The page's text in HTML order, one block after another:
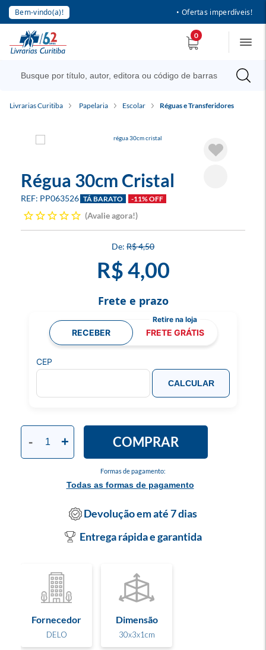
Bem-vindo(a)! • Ofertas imperdíveis!
0
Livrarias Curitiba Papelaria Escolar Réguas e Transferidores
Régua 30cm Cristal
PP063526 TÁ BARATO -11% OFF
Avalie agora!
R$ 4,50
R$ 4,00
Formas de pagamento:
Todas as formas de pagamento
- + COMPRAR
Frete e prazo
RECEBER FRETE GRÁTIS
CEP
CALCULAR
Devolução em até 7 dias
Entrega rápida e garantida
Fornecedor
DELO
Dimensão
30x3x1cm